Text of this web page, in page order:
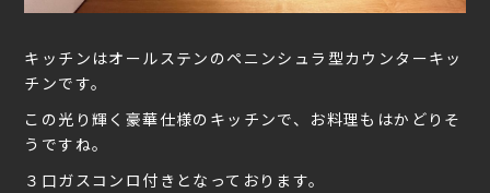
キッチンはオールステンのペニンシュラ型カウンターキッ
チンです。
この光り輝く豪華仕様のキッチンで、お料理もはかどりそ
うですね。
３口ガスコンロ付きとなっております。